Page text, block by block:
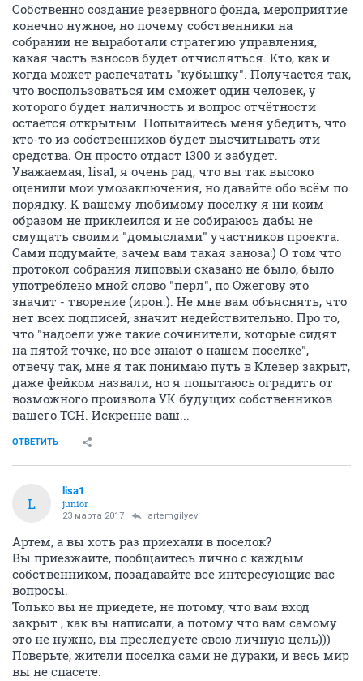
Собственно создание резервного фонда, мероприятие
конечно нужное, но почему собственники на
собрании не выработали стратегию управления,
какая часть взносов будет отчисляться. Кто, как и
когда может распечатать "кубышку". Получается так,
что воспользоваться им сможет один человек, у
которого будет наличность и вопрос отчётности
остаётся открытым. Попытайтесь меня убедить, что
кто-то из собственников будет высчитывать эти
средства. Он просто отдаст 1300 и забудет.
Уважаемая, lisa1, я очень рад, что вы так высоко
оценили мои умозаключения, но давайте обо всём по
порядку. К вашему любимому посёлку я ни коим
образом не приклеился и не собираюсь дабы не
смущать своими "домыслами" участников проекта.
Сами подумайте, зачем вам такая заноза:) О том что
протокол собрания липовый сказано не было, было
употреблено мной слово "перл", по Ожегову это
значит - творение (ирон.). Не мне вам объяснять, что
нет всех подписей, значит недействительно. Про то,
что "надоели уже такие сочинители, которые сидят
на пятой точке, но все знают о нашем поселке",
отвечу так, мне я так понимаю путь в Клевер закрыт,
даже фейком назвали, но я попытаюсь оградить от
возможного произвола УК будущих собственников
вашего ТСН. Искренне ваш...
ОТВЕТИТЬ
L
lisa1
junior
23 марта 2017 artemgilyev
Артем, а вы хоть раз приехали в поселок?
Вы приезжайте, пообщайтесь лично с каждым
собственником, позадавайте все интересующие вас
вопросы.
Только вы не приедете, не потому, что вам вход
закрыт , как вы написали, а потому что вам самому
это не нужно, вы преследуете свою личную цель)))
Поверьте, жители поселка сами не дураки, и весь мир
вы не спасете.